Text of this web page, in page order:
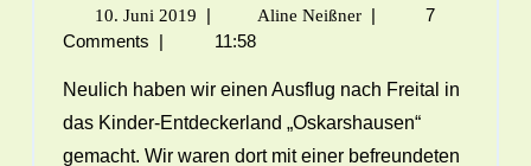
10. Juni 2019 | Aline Neißner |
7
Comments | 11:58
Neulich haben wir einen Ausflug nach Freital in
das Kinder-Entdeckerland „Oskarshausen“
gemacht. Wir waren dort mit einer befreundeten